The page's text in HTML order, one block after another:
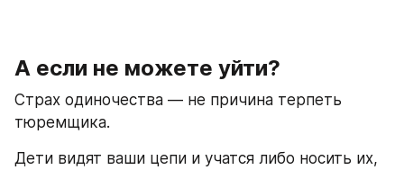
А если не можете уйти?
Страх одиночества — не причина терпеть
тюремщика.
Дети видят ваши цепи и учатся либо носить их,